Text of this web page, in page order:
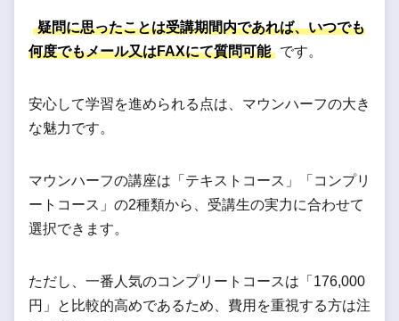
疑問に思ったことは受講期間内であれば、いつでも
何度でもメール又はFAXにて質問可能
です。
安心して学習を進められる点は、マウンハーフの大き
な魅力です。
マウンハーフの講座は「テキストコース」「コンプリ
ートコース」の2種類から、受講生の実力に合わせて
選択できます。
ただし、一番人気のコンプリートコースは「176,000
円」と比較的高めであるため、費用を重視する方は注